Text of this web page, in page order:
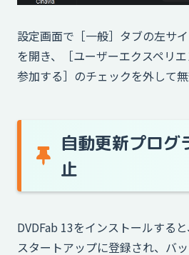
設定画面で［一般］タブの左サ
を開き、［ユーザーエクスペリ
参加する］のチェックを外して無
自動更新プログ
止
DVDFab 13をインストールする
スタートアップに登録され、バ